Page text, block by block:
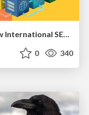
Max Prin - Stacking Signals: How International SEO Comes Together (And Falls Apart)
0 340